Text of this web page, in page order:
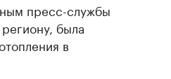
пресс-службы
была
в